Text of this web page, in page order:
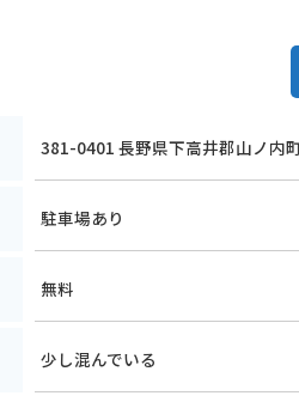
381-0401 長野県下高井郡山ノ内
駐車場あり
無料
少し混んでいる